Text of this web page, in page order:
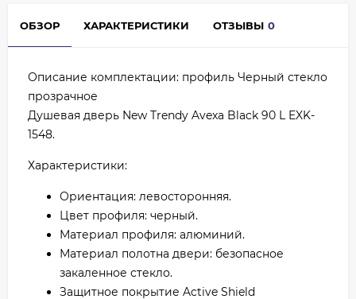
ОБЗОР ХАРАКТЕРИСТИКИ ОТЗЫВЫ 0
Описание комплектации: профиль Черный стекло
прозрачное
Душевая дверь New Trendy Avexa Black 90 L EXK-
1548.
Характеристики:
Ориентация: левосторонняя.
Цвет профиля: черный.
Материал профиля: алюминий.
Материал полотна двери: безопасное
закаленное стекло.
Защитное покрытие Active Shield